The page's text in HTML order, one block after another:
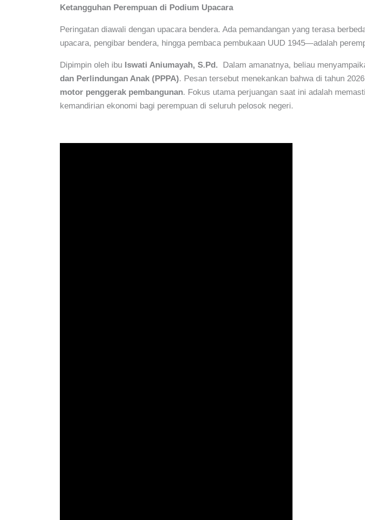
Ketangguhan Perempuan di Podium Upacara
Peringatan diawali dengan upacara bendera. Ada pemandangan yang terasa
upacara, pengibar bendera, hingga pembaca pembukaan UUD 1945—adalah
Dipimpin oleh ibu Iswati Aniumayah, S.Pd. Dalam amanatnya, beliau
dan Perlindungan Anak (PPPA). Pesan tersebut menekankan bahwa di tahun
motor penggerak pembangunan. Fokus utama perjuangan saat ini adalah
kemandirian ekonomi bagi perempuan di seluruh pelosok negeri.